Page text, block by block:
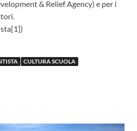
& Relief Agency) e per i
CULTURA SCUOLA